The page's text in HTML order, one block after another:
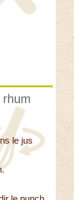
le jus